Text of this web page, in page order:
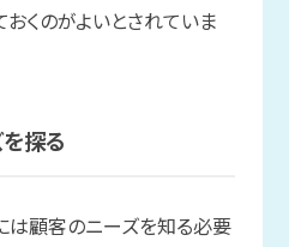
くのがよいとされていま
探る
顧客のニーズを知る必要